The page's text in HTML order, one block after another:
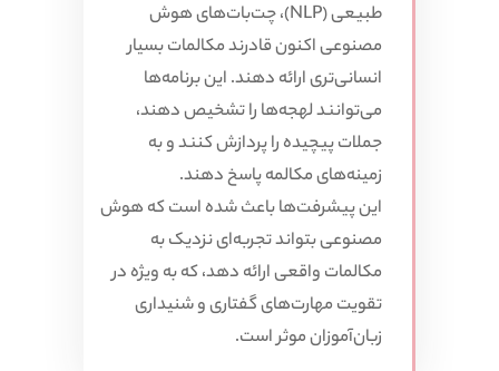
طبیعی (NLP)، چت‌بات‌های هوش
مصنوعی اکنون قادرند مکالمات بسیار
انسانی‌تری ارائه دهند. این برنامه‌ها
می‌توانند لهجه‌ها را تشخیص دهند،
جملات پیچیده را پردازش کنند و به
زمینه‌های مکالمه پاسخ دهند.
این پیشرفت‌ها باعث شده است که هوش
مصنوعی بتواند تجربه‌ای نزدیک به
مکالمات واقعی ارائه دهد، که به ویژه در
تقویت مهارت‌های گفتاری و شنیداری
زبان‌آموزان موثر است.